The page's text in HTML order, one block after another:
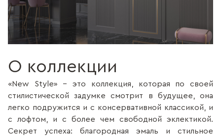
О коллекции
«New Style» - это коллекция, которая по своей
стилистической задумке смотрит в будущее, она
легко подружится и с консервативной классикой, и
с лофтом, и с более чем свободной эклектикой.
Секрет успеха: благородная эмаль и стильное